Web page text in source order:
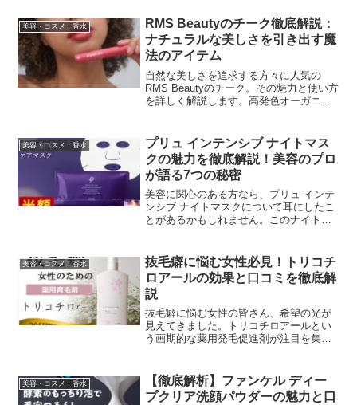
フェイスマスクブランド 「ルルルン」
公式サイトはこちらルル...
美容・コスメ・香水
RMS Beautyのチーク徹底解説：
ナチュラルな美しさを引き出す魔
法のアイテム
自然な美しさを追求する方々に人気の
RMS Beautyのチーク。その魅力と使い方
を詳しく解説します。高発色オーガニッ
Beautyのチークが人気の理由R...
美容・コスメ・香水
プリュ インテンシブ ナイトマス
クの魅力を徹底解説！美容のプロ
が語る7つの秘密
美容に関心のある方なら、プリュ インテ
ンシブ ナイトマスクについて耳にしたこ
とがあるかもしれません。このナイトマ
力と効果について、美容のプロの視点か
ら詳しく解説していき...
美容・コスメ・香水
抜毛癖に悩む女性必見！トリコチ
ロアールの効果と口コミを徹底解
説
抜毛癖に悩む女性の皆さん、希望の光が
見えてきました。トリコチロアールとい
う画期的な薬用発毛促進剤が注目を集め
を詳しく解説します。トリコチロアール
の魅力とは？7つのポイン...
美容・コスメ・香水
【徹底解析】ファンケル ディー
プクリア洗顔パウダーの魅力と口